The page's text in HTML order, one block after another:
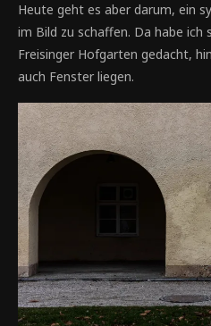
Heute geht es aber darum, ein
im Bild zu schaffen. Da habe ich
Freisinger Hofgarten gedacht,
auch Fenster liegen.